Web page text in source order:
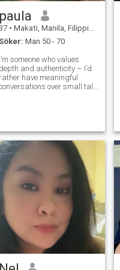
paula
• Makati, Manila, Filippinerna
Söker: Man 50 - 70
I’m someone who values
depth and authenticity – I’d
rather have meaningful
over small talk
walks in the park. I
in mutual